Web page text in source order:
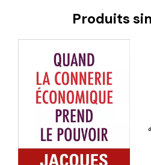
Produits